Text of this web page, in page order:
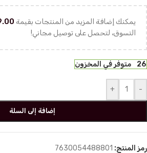
يمكنك إضافة المزيد من المنتجات بقيمة
التسوق، لتحصل على توصيل مجاني!
26 متوفر في المخزون
-
+
إضافة إلى السلة
رمز المنتج: 7630054488801